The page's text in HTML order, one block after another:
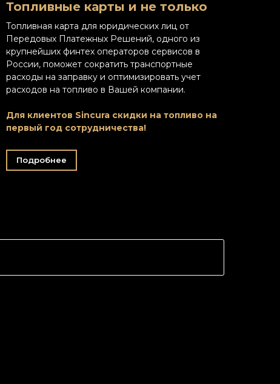
Топливные карты и не только
Топливная карта для юридических лиц от
Передовых Платежных Решений, одного из
крупнейших финтех операторов сервисов в
России, поможет сократить транспортные
расходы на заправку и оптимизировать учет
расходов на топливо в Вашей компании.
Для клиентов Sincura скидки на топливо на
первый год сотрудничества!
Подробнее